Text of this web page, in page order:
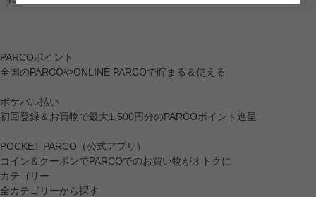
PARCOポイント
全国のPARCOやONLINE PARCOで貯まる＆使える
ポケパル払い
初回登録＆お買物で最大1,500円分のPARCOポイント進呈
POCKET PARCO（公式アプリ）
コイン＆クーポンでPARCOでのお買い物がオトクに
カテゴリー
全カテゴリーから探す